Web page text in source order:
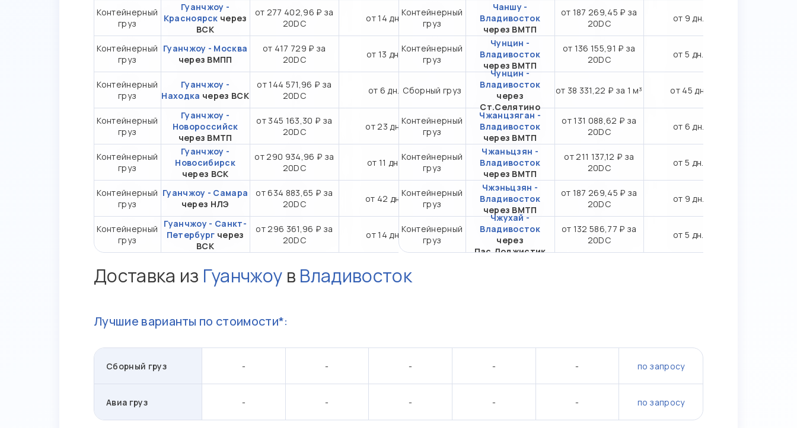
Контейнерный
груз
Гуанчжоу -
Красноярск через
ВСК
от 277 402,96 ₽ за
20DC
от 14 дн.
Контейнерный
груз
Гуанчжоу - Москва
через ВМПП
от 417 729 ₽ за
20DC
от 13 дн.
Контейнерный
груз
Гуанчжоу -
Находка через ВСК
от 144 571,96 ₽ за
20DC
от 6 дн.
Контейнерный
груз
Гуанчжоу -
Новороссийск
через ВМТП
от 345 163,30 ₽ за
20DC
от 23 дн.
Контейнерный
груз
Гуанчжоу -
Новосибирск
через ВСК
от 290 934,96 ₽ за
20DC
от 11 дн.
Контейнерный
груз
Гуанчжоу - Самара
через НЛЭ
от 634 883,65 ₽ за
20DC
от 42 дн.
Контейнерный
груз
Гуанчжоу - Санкт-
Петербург через
ВСК
от 296 361,96 ₽ за
20DC
от 14 дн.
Контейнерный
груз
Чаншу -
Владивосток
через ВМТП
от 187 269,45 ₽ за
20DC
от 9 дн.
Контейнерный
груз
Чунцин -
Владивосток
через ВМТП
от 136 155,91 ₽ за
20DC
от 5 дн.
Сборный груз
Чунцин -
Владивосток
через
Ст.Селятино
от 38 331,22 ₽ за 1 м³ от 45 дн.
Контейнерный
груз
Чжанцзяган -
Владивосток
через ВМТП
от 131 088,62 ₽ за
20DC
от 6 дн.
Контейнерный
груз
Чжаньцзян -
Владивосток
через ВМТП
от 211 137,12 ₽ за
20DC
от 5 дн.
Контейнерный
груз
Чжэньцзян -
Владивосток
через ВМТП
от 187 269,45 ₽ за
20DC
от 9 дн.
Контейнерный
груз
Чжухай -
Владивосток
через
Пас.Лоджистик
от 132 586,77 ₽ за
20DC
от 5 дн.
Доставка из Гуанчжоу в Владивосток
Лучшие варианты по стоимости*:
Сборный груз - - - - - по запросу
Авиа груз - - - - - по запросу